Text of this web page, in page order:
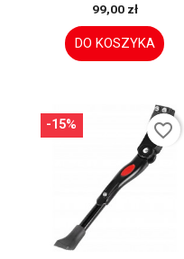
99,00 zł
DO KOSZYKA
-15% favorite_border